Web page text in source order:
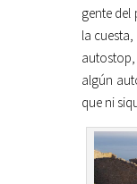
gente del
la
autostop,
algún
que ni